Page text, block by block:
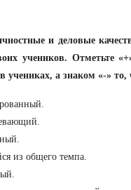
и деловые
учеников. Отметьте
учениках, а знаком «-» то,
из общего темпа.